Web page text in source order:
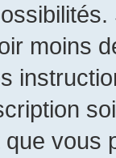
moins
que